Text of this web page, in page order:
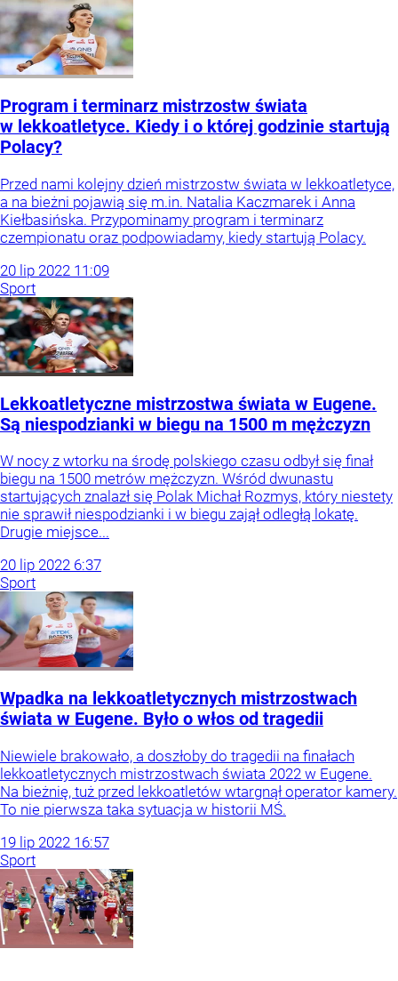
Program i terminarz mistrzostw świata
w lekkoatletyce. Kiedy i o której godzinie startują
Polacy?
Przed nami kolejny dzień mistrzostw świata w lekkoatletyce,
a na bieżni pojawią się m.in. Natalia Kaczmarek i Anna
Kiełbasińska. Przypominamy program i terminarz
czempionatu oraz podpowiadamy, kiedy startują Polacy.
20 lip 2022 11:09
Sport
Lekkoatletyczne mistrzostwa świata w Eugene.
Są niespodzianki w biegu na 1500 m mężczyzn
W nocy z wtorku na środę polskiego czasu odbył się finał
biegu na 1500 metrów mężczyzn. Wśród dwunastu
startujących znalazł się Polak Michał Rozmys, który niestety
nie sprawił niespodzianki i w biegu zajął odległą lokatę.
Drugie miejsce...
20 lip 2022 6:37
Sport
Wpadka na lekkoatletycznych mistrzostwach
świata w Eugene. Było o włos od tragedii
Niewiele brakowało, a doszłoby do tragedii na finałach
lekkoatletycznych mistrzostwach świata 2022 w Eugene.
Na bieżnię, tuż przed lekkoatletów wtargnął operator kamery.
To nie pierwsza taka sytuacja w historii MŚ.
19 lip 2022 16:57
Sport